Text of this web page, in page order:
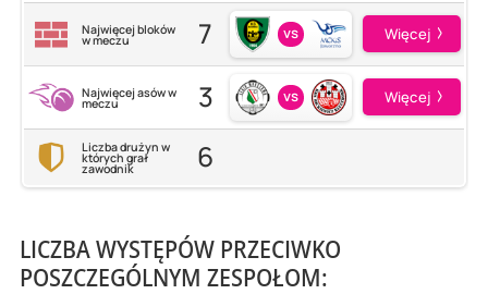
Najwięcej bloków
w meczu 7 vs Więcej
Najwięcej asów w
meczu 3 vs Więcej
Liczba drużyn w
których grał
zawodnik 6
LICZBA WYSTĘPÓW PRZECIWKO
POSZCZEGÓLNYM ZESPOŁOM: